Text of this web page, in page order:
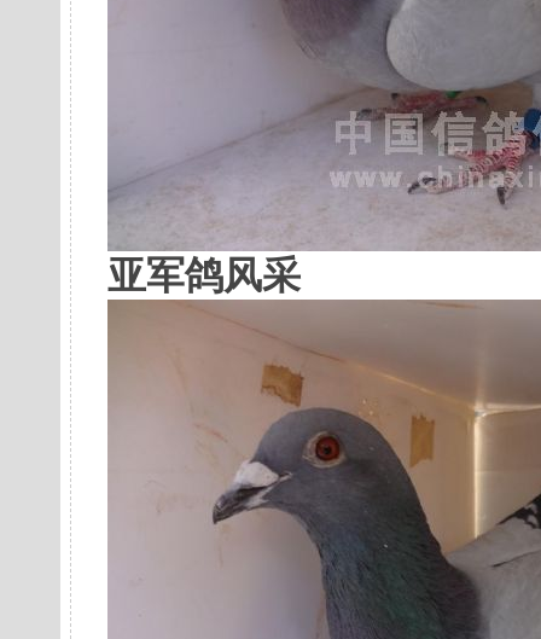
亚军鸽风采